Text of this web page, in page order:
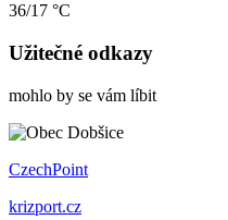
36/17 °C
Užitečné odkazy
mohlo by se vám líbit
CzechPoint
krizport.cz